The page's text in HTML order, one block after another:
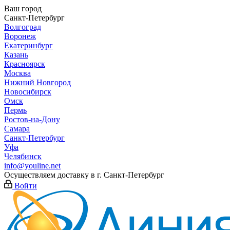
Ваш город
Санкт-Петербург
Волгоград
Воронеж
Екатеринбург
Казань
Красноярск
Москва
Нижний Новгород
Новосибирск
Омск
Пермь
Ростов-на-Дону
Самара
Санкт-Петербург
Уфа
Челябинск
info@youline.net
Осуществляем доставку в г. Санкт-Петербург
Войти